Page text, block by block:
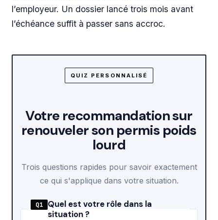
l’employeur. Un dossier lancé trois mois avant
l’échéance suffit à passer sans accroc.
QUIZ PERSONNALISÉ
Votre recommandation sur
renouveler son permis poids
lourd
Trois questions rapides pour savoir exactement
ce qui s'applique dans votre situation.
Q1
Quel est votre rôle dans la
situation ?